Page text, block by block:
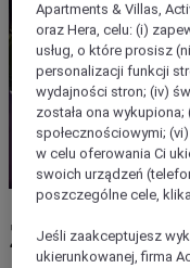
Apartments & Villas,
oraz Hera, celu: (i)
usług, o które prosisz
personalizacji funkcji
wydajności stron; (iv)
została ona
społecznościowymi;
w celu oferowania Ci
swoich urządzeń
poszczególne cele,
Jeśli zaakceptujesz
ukierunkowanej, firma